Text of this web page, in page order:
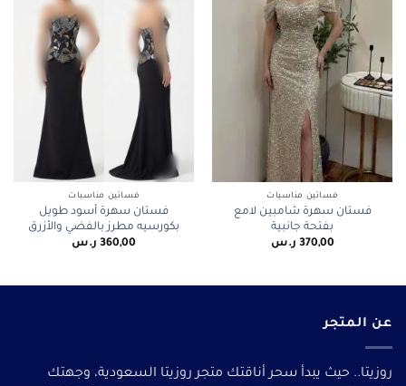
فساتين مناسبات
فستان سهرة شامبين لامع
بفتحة جانبية
370,00 ر.س
فساتين مناسبات
فستان سهرة أسود طويل
بكورسيه مطرز بالفضي والأزرق
360,00 ر.س
عن المتجر
روزيتا.. حيث يبدأ سحر أناقتك متجر روزيتا السعودية، وجهتك